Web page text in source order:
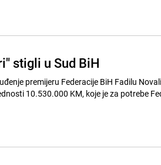
stigli u Sud BiH
premijeru Federacije BiH Fadilu
10.530.000 KM, koje je za potrebe